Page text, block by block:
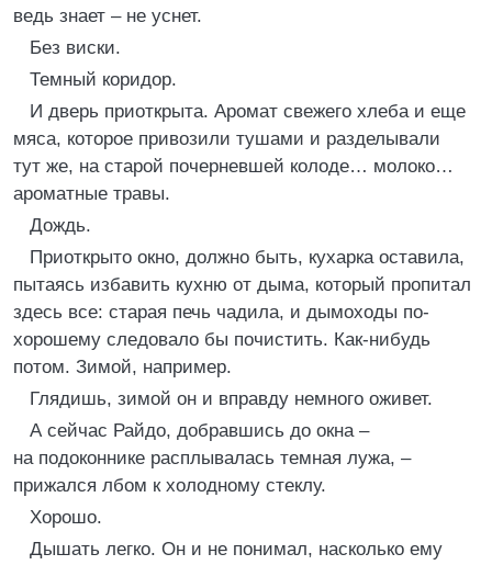
ведь знает – не уснет.
Без виски.
Темный коридор.
И дверь приоткрыта. Аромат свежего хлеба и еще
мяса, которое привозили тушами и разделывали
тут же, на старой почерневшей колоде… молоко…
ароматные травы.
Дождь.
Приоткрыто окно, должно быть, кухарка оставила,
пытаясь избавить кухню от дыма, который пропитал
здесь все: старая печь чадила, и дымоходы по-
хорошему следовало бы почистить. Как-нибудь
потом. Зимой, например.
Глядишь, зимой он и вправду немного оживет.
А сейчас Райдо, добравшись до окна –
на подоконнике расплывалась темная лужа, –
прижался лбом к холодному стеклу.
Хорошо.
Дышать легко. Он и не понимал, насколько ему